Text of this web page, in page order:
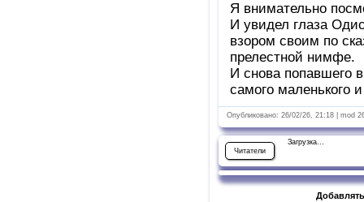
Я внимательно
И увидел глаза
взором своим по
прелестной нимфе.
И снова попавшего
самого маленького
Опубликовано: 26/02/26, 21:18 | mod
Читатели
Загрузка...